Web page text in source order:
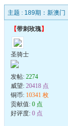
主题 : 189期：新澳门
【带刺玫瑰】
圣骑士
发帖: 2274
威望: 20418 点
铜币: 10341 枚
贡献值: 0 点
好评度: 0 点